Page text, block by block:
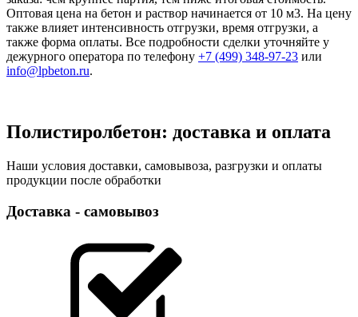
Оптовая цена на бетон и раствор начинается от 10 м3. На цену
также влияет интенсивность отгрузки, время отгрузки, а
также форма оплаты. Все подробности сделки уточняйте у
дежурного оператора по телефону +7 (499) 348-97-23 или
info@lpbeton.ru.
Полистиролбетон: доставка и оплата
Наши условия доставки, самовывоза, разгрузки и оплаты
продукции после обработки
Доставка - самовывоз